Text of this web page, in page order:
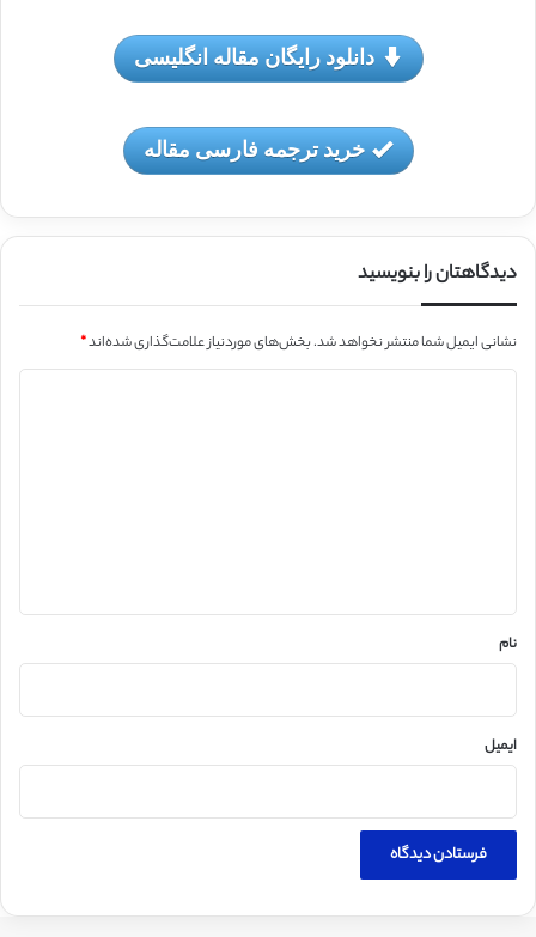
دانلود رایگان مقاله انگلیسی
خرید ترجمه فارسی مقاله
دیدگاهتان را بنویسید
نشانی ایمیل شما منتشر نخواهد شد.بخش‌های موردنیاز علامت‌گذاری شده‌اند*
نام
ایمیل